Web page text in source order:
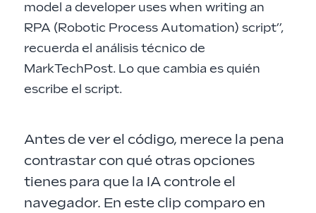
model a developer uses when writing an
RPA (Robotic Process Automation) script”,
recuerda el análisis técnico de
MarkTechPost. Lo que cambia es quién
escribe el script.
Antes de ver el código, merece la pena
contrastar con qué otras opciones
tienes para que la IA controle el
navegador. En este clip comparo en